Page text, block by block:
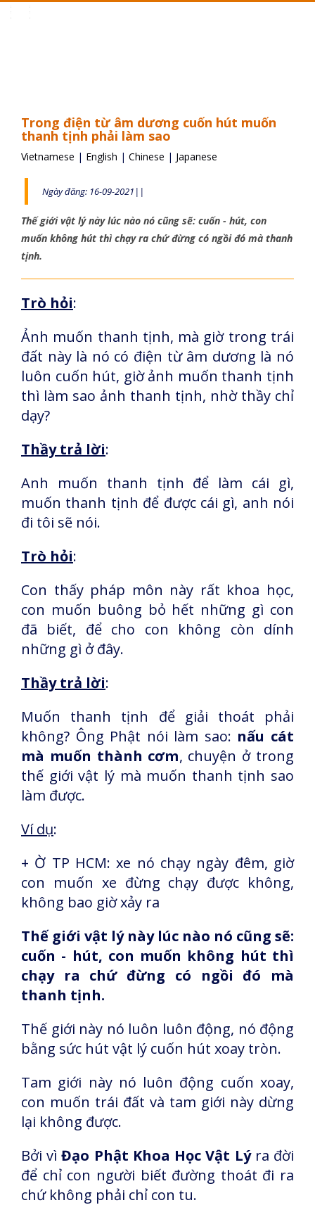
Trong điện từ âm dương cuốn hút muốn
thanh tịnh phải làm sao
Vietnamese | English | Chinese | Japanese
Ngày đăng: 16-09-2021||
Thế giới vật lý này lúc nào nó cũng sẽ: cuốn - hút, con
muốn không hút thì chạy ra chứ đừng có ngồi đó mà thanh
tịnh.
Trò hỏi:
Ảnh muốn thanh tịnh, mà giờ trong trái
đất này là nó có điện từ âm dương là nó
luôn cuốn hút, giờ ảnh muốn thanh tịnh
thì làm sao ảnh thanh tịnh, nhờ thầy chỉ
dạy?
Thầy trả lời:
Anh muốn thanh tịnh để làm cái gì,
muốn thanh tịnh để được cái gì, anh nói
đi tôi sẽ nói.
Trò hỏi:
Con thấy pháp môn này rất khoa học,
con muốn buông bỏ hết những gì con
đã biết, để cho con không còn dính
những gì ở đây.
Thầy trả lời:
Muốn thanh tịnh để giải thoát phải
không? Ông Phật nói làm sao: nấu cát
mà muốn thành cơm, chuyện ở trong
thế giới vật lý mà muốn thanh tịnh sao
làm được.
Ví dụ:
+ Ờ TP HCM: xe nó chạy ngày đêm, giờ
con muốn xe đừng chạy được không,
không bao giờ xảy ra
Thế giới vật lý này lúc nào nó cũng sẽ:
cuốn - hút, con muốn không hút thì
chạy ra chứ đừng có ngồi đó mà
thanh tịnh.
Thế giới này nó luôn luôn động, nó động
bằng sức hút vật lý cuốn hút xoay tròn.
Tam giới này nó luôn động cuốn xoay,
con muốn trái đất và tam giới này dừng
lại không được.
Bởi vìĐạo Phật Khoa Học Vật Lýra đời
để chỉ con người biết đường thoát đi ra
chứ không phải chỉ con tu.